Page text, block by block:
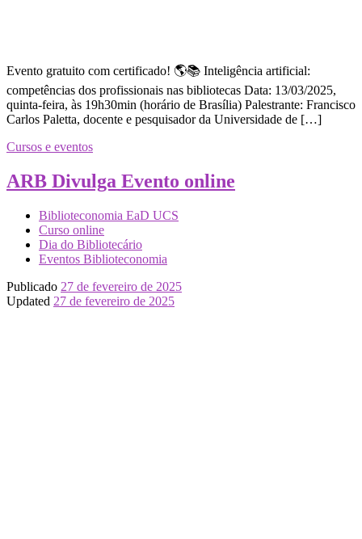
Evento gratuito com certificado! 🌎📚 Inteligência artificial:
competências dos profissionais nas bibliotecas Data: 13/03/2025,
quinta-feira, às 19h30min (horário de Brasília) Palestrante: Francisco
Carlos Paletta, docente e pesquisador da Universidade de […]
Cursos e eventos
ARB Divulga Evento online
Biblioteconomia EaD UCS
Curso online
Dia do Bibliotecário
Eventos Biblioteconomia
Publicado 27 de fevereiro de 2025
Updated 27 de fevereiro de 2025